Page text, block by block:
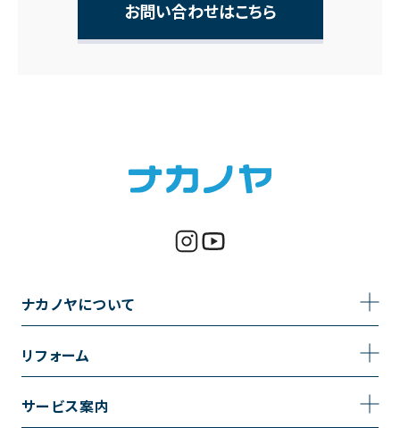
お問い合わせはこちら
ナカノヤについて
リフォーム
トイレのリフォーム
サービス案内